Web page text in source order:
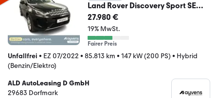
Land Rover Discovery Sport SE
P300e
27.980 €
19% MwSt.
Fairer Preis
Unfallfrei • EZ 07/2022 • 85.813 km • 147 kW (200 PS) • Hybrid
(Benzin/Elektro)
ALD AutoLeasing D GmbH
29683 Dorfmark